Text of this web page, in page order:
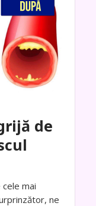
de
mai
ne